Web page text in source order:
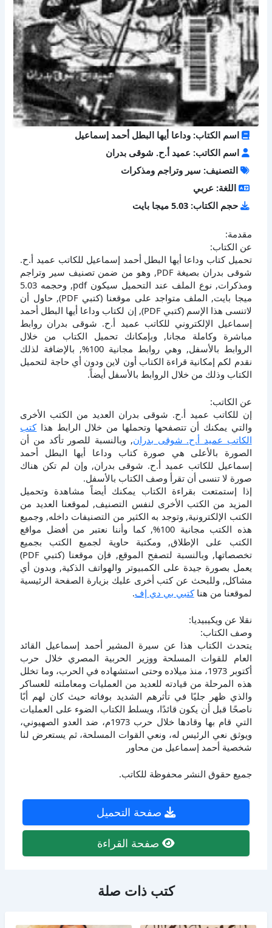
اسم الكتاب: وداعا أيها البطل أحمد إسماعيل
اسم الكاتب: عميد أ.ح. شوقى بدران
التصنيف: سير وتراجم ومذكرات
اللغة: عربي
حجم الكتاب: 5.03 ميجا بايت
مقدمة:
عن الكتاب:
تحميل كتاب وداعا أيها البطل أحمد إسماعيل للكاتب عميد أ.ح.
شوقى بدران بصيغة PDF, وهو من ضمن تصنيف سير وتراجم
ومذكرات, نوع الملف عند التحميل سيكون pdf, وحجمه 5.03
ميجا بايت, الملف متواجد على موقعنا (كتبي PDF), حاول أن
لاتنسى هذا الإسم (كتبي PDF), إن لكتاب وداعا أيها البطل أحمد
إسماعيل الإلكتروني للكاتب عميد أ.ح. شوقى بدران روابط
مباشرة وكاملة مجانا, وبإمكانك تحميل الكتاب من خلال
الروابط بالأسفل, وهي روابط مجانية 100%, بالإضافة لذلك
نقدم لكم إمكانية قراءة الكتاب أون لاين ودون أي حاجة لتحميل
الكتاب وذلك من خلال الروابط بالأسفل أيضاً.
عن الكاتب:
إن للكاتب عميد أ.ح. شوقى بدران العديد من الكتب الأخرى
والتي يمكنك أن تتصفحها وتحملها من خلال الرابط هذاكتب
الكاتب عميد أ.ح. شوقى بدران, وبالنسبة للصور تأكد من أن
الصورة بالأعلى هي صورة كتاب وداعا أيها البطل أحمد
إسماعيل للكاتب عميد أ.ح. شوقى بدران, وإن لم تكن هناك
صورة لا تنسى أن تقرأ وصف الكتاب بالأسفل.
إذا إستمتعت بقراءة الكتاب يمكنك أيضاً مشاهدة وتحميل
المزيد من الكتب الأخرى لنفس التصنيف, لموقعنا العديد من
الكتب الإلكترونية, وتوجد به الكثير من التصنيفات داخله, وجميع
هذه الكتب مجانية 100%, كما وأننا نعتبر من أفضل مواقع
الكتب على الإطلاق, ومكتبة حاوية لجميع الكتب بجميع
تخصصاتها, وبالنسبة لتصفح الموقع, فإن موقعنا (كتبي PDF)
يعمل بصورة جيدة على الكمبيوتر والهواتف الذكية, وبدون أي
مشاكل, وللبحث عن كتب أخرى عليك بزيارة الصفحة الرئيسية
لموقعنا من هناكتبي بي دي إف.
نقلا عن ويكيبيديا:
وصف الكتاب:
يتحدث الكتاب هذا عن سيرة المشير أحمد إسماعيل القائد
العام للقوات المسلحة ووزير الحربية المصري خلال حرب
أكتوبر 1973، منذ ميلاده وحتى استشهاده في الحرب، وما تخلل
هذه المرحلة من قيادته للعديد من العمليات ومعاملته للعساكر
والذي ظهر جليًا في تأثرهم الشديد بوفاته حيث كان لهم أبًا
ناصحًا قبل أن يكون قائدًا، ويسلط الكتاب الضوء على العمليات
التي قام بها وقادها خلال حرب 1973م، ضد العدو الصهيوني،
ويوثق نعي الرئيس له، ونعي القوات المسلحة، ثم يستعرض لنا
شخصية أحمد إسماعيل من محاور
جميع حقوق النشر محفوظة للكاتب.
صفحة التحميل
صفحة القراءة
كتب ذات صلة